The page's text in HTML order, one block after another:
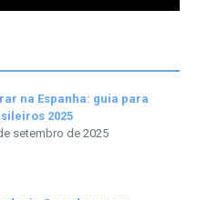
na Espanha: guia para
2025
setembro de 2025